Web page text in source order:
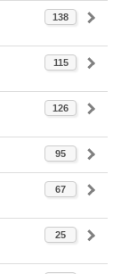
138
115
126
95
67
25